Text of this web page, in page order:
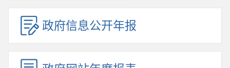
政府信息公开年报